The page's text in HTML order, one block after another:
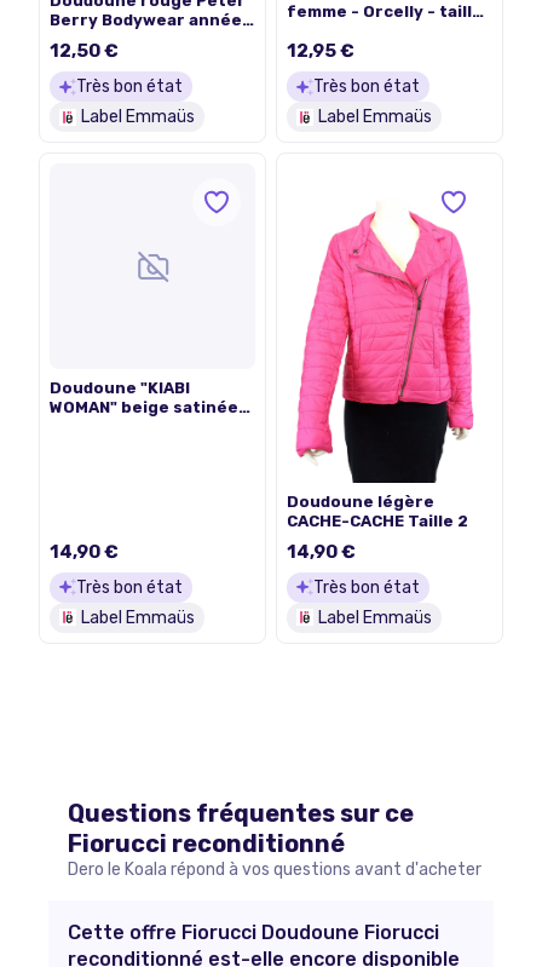
Berry Bodywear année
80 T.44 estimée
12,50 €
Très bon état
Label Emmaüs
femme - Orcelly - taille
12,95 €
Très bon état
Label Emmaüs
Doudoune "KIABI
WOMAN" beige satinée
14,90 €
Très bon état
Label Emmaüs
Doudoune légère
CACHE-CACHE Taille 2
14,90 €
Très bon état
Label Emmaüs
Questions fréquentes sur ce
Fiorucci reconditionné
Dero le Koala répond à vos questions avant d'acheter
Cette offre Fiorucci Doudoune Fiorucci
reconditionné est-elle encore disponible